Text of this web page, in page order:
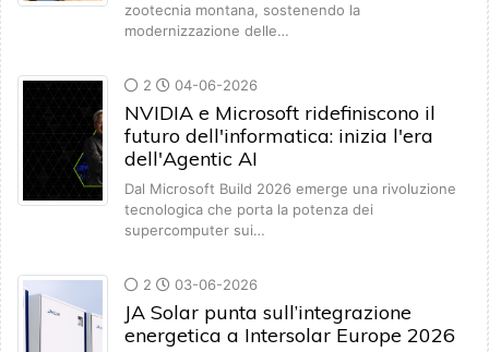
zootecnia montana, sostenendo la
modernizzazione delle…
2 04-06-2026
NVIDIA e Microsoft ridefiniscono il
futuro dell'informatica: inizia l'era
dell'Agentic AI
Dal Microsoft Build 2026 emerge una rivoluzione
tecnologica che porta la potenza dei
supercomputer sui…
2 03-06-2026
JA Solar punta sull’integrazione
energetica a Intersolar Europe 2026